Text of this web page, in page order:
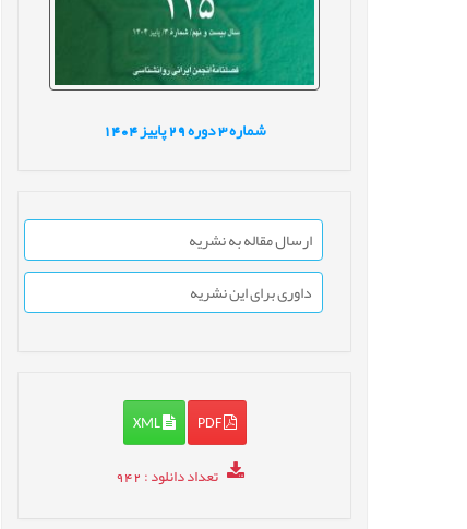
شماره3 دوره پاییز1404
ارسال مقاله به نشریه
داوری برای این نشریه
PDF
XML
تعداد دانلود: 942